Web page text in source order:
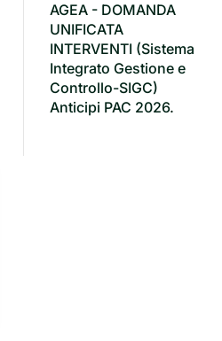
AGEA - DOMANDA
UNIFICATA
INTERVENTI (Sistema
Integrato Gestione e
Controllo-SIGC)
Anticipi PAC 2026.